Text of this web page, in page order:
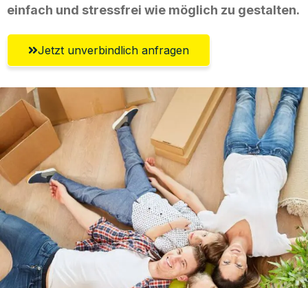
einfach und stressfrei wie möglich zu gestalten.
Jetzt unverbindlich anfragen